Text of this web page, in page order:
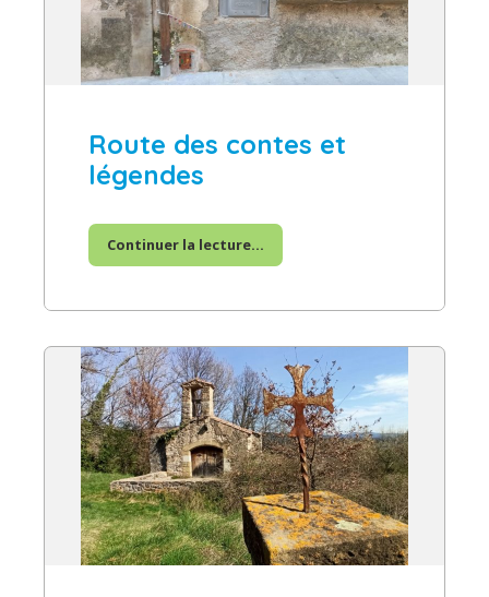
Route des contes et
légendes
Continuer la lecture...